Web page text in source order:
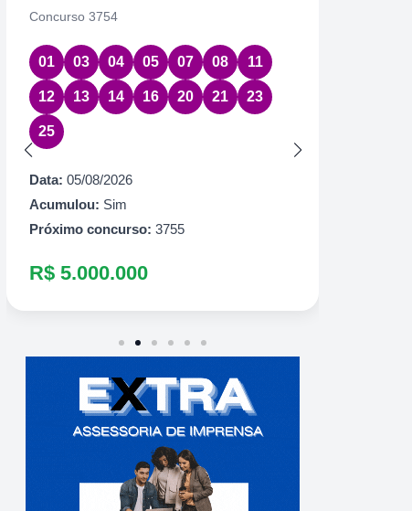
Concurso 3754
01 03 04 05 07 08 11
12 13 14 16 20 21 23
25
Data: 05/08/2026
Acumulou: Sim
Próximo concurso: 3755
R$ 5.000.000